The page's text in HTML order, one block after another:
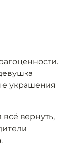
украшения
вернуть,
.